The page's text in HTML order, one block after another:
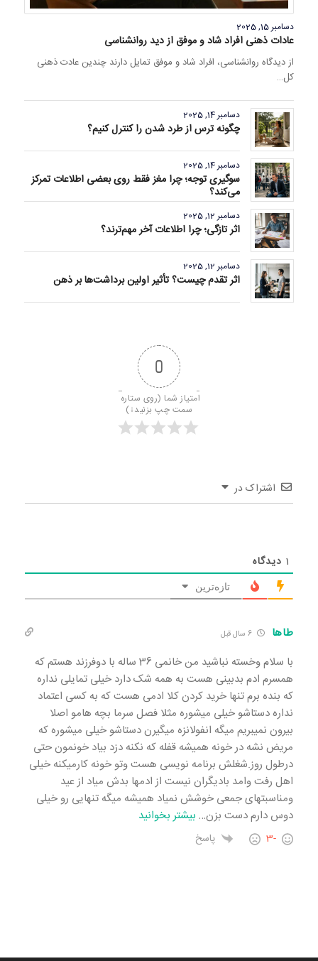
دسامبر 15, 2025
عادات ذهنی افراد شاد و موفق از دید روانشناسی
از دیدگاه روانشناسی، افراد شاد و موفق تمایل دارند چندین عادت ذهنی
کل…
دسامبر 14, 2025
چگونه ترس از طرد شدن را کنترل کنیم؟
دسامبر 14, 2025
سوگیری توجه؛ چرا مغز فقط روی بعضی اطلاعات تمرکز
می‌کند؟
دسامبر 12, 2025
اثر تازگی؛ چرا اطلاعات آخر مهم‌ترند؟
دسامبر 12, 2025
اثر تقدم چیست؟ تأثیر اولین برداشت‌ها بر ذهن
0
امتیاز شما (روی ستاره
سمت چپ بزنید↓)
اشتراک در
1 دیدگاه
تازه‌ترین
طاها 6 سال قبل
با سلام وخسته نباشید من خانمی 36 ساله با دوفرزند هستم که
همسرم ادم بدبینی هست به همه شک دارد خیلی تمایلی نداره
که بنده برم تنها خرید کردن کلا ادمی هست که به کسی اعتماد
نداره دستاشو خیلی میشوره مثلا فصل سرما بچه هامو اصلا
بیرون نمیبریم میگه انفولانزه میگیرن دستاشو خیلی میشوره که
مریض نشه در خونه همیشه قفله که نکنه دزد بیاد خونمون حتی
درطول روز.شغلش برنامه نویسی هست وتو خونه کارمیکنه خیلی
اهل رفت وامد بادیگران نیست از ادمها بدش میاد از عید
ومناسبتهای جمعی خوشش نمیاد همیشه میگه تنهایی رو خیلی
دوس دارم دست بزن… بیشتر بخوانید
-3 پاسخ